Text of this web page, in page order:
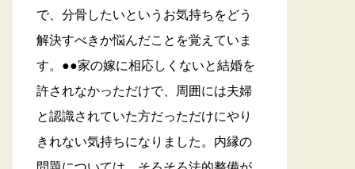
で、分骨したいというお気持ちをどう
解決すべきか悩んだことを覚えていま
す。●●家の嫁に相応しくないと結婚を
許されなかっただけで、周囲には夫婦
と認識されていた方だっただけにやり
きれない気持ちになりました。内縁の